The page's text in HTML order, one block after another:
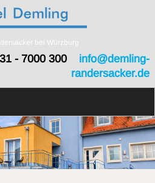
bei Würzburg
- 7000 300 info@demling-
randersacker.de